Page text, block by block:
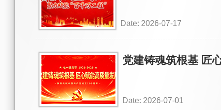
Date: 2026-07-17
党建铸魂筑根基 匠
Date: 2026-07-01